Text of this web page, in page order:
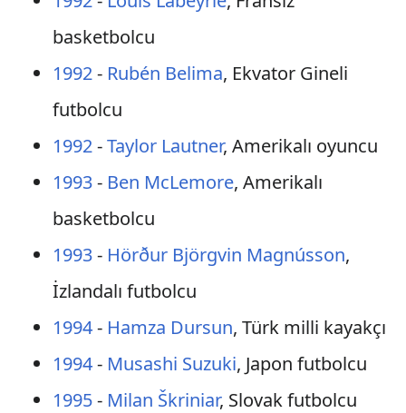
basketbolcu
1992- Rubén Belima, Ekvator Gineli
futbolcu
1992-Taylor Lautner, Amerikalı oyuncu
1993- Ben McLemore, Amerikalı
basketbolcu
1993- Hörður Björgvin Magnússon,
İzlandalı futbolcu
1994- Hamza Dursun, Türk milli kayakçı
1994- Musashi Suzuki, Japon futbolcu
1995- Milan Škriniar, Slovak futbolcu